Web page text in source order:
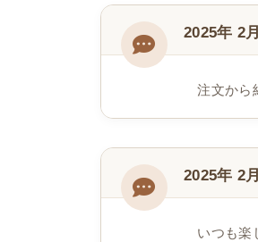
2025年 2
注文から
2025年 2
いつも楽